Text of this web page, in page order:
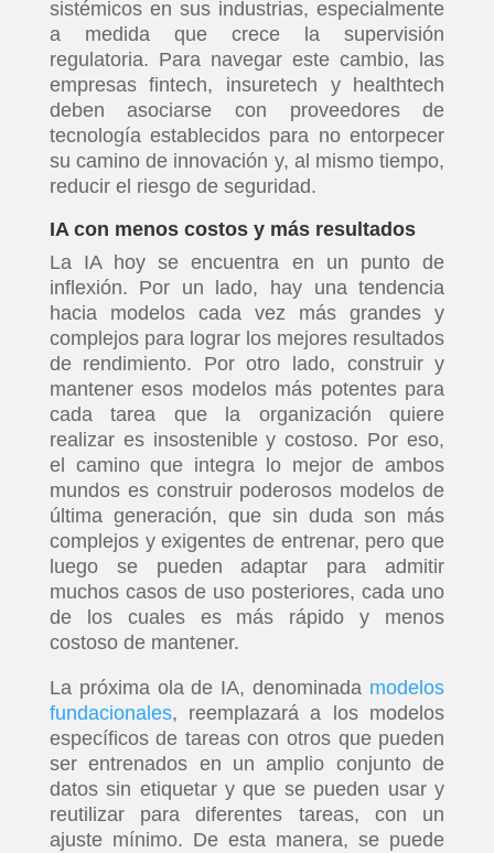
sistémicos en sus industrias, especialmente
a medida que crece la supervisión
regulatoria. Para navegar este cambio, las
empresas fintech, insuretech y healthtech
deben asociarse con proveedores de
tecnología establecidos para no entorpecer
su camino de innovación y, al mismo tiempo,
reducir el riesgo de seguridad.
IA con menos costos y más resultados
La IA hoy se encuentra en un punto de
inflexión. Por un lado, hay una tendencia
hacia modelos cada vez más grandes y
complejos para lograr los mejores resultados
de rendimiento. Por otro lado, construir y
mantener esos modelos más potentes para
cada tarea que la organización quiere
realizar es insostenible y costoso. Por eso,
el camino que integra lo mejor de ambos
mundos es construir poderosos modelos de
última generación, que sin duda son más
complejos y exigentes de entrenar, pero que
luego se pueden adaptar para admitir
muchos casos de uso posteriores, cada uno
de los cuales es más rápido y menos
costoso de mantener.
La próxima ola de IA, denominada modelos
fundacionales, reemplazará a los modelos
específicos de tareas con otros que pueden
ser entrenados en un amplio conjunto de
datos sin etiquetar y que se pueden usar y
reutilizar para diferentes tareas, con un
ajuste mínimo. De esta manera, se puede